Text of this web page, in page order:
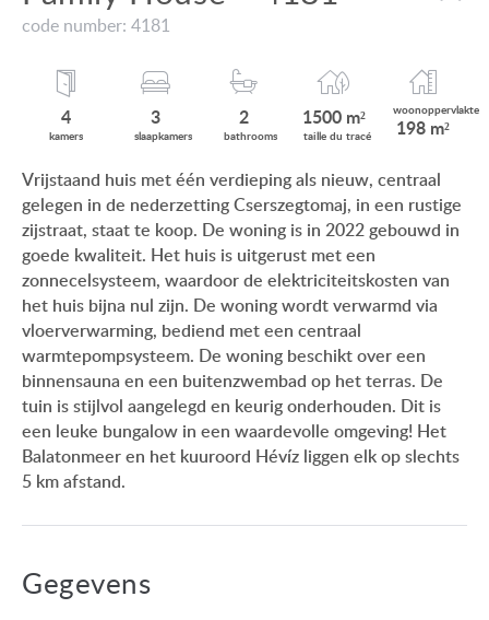
code number: 4181
4
kamers
3
slaapkamers
2
bathrooms
1500 m²
taille du tracé
woonoppervlakte
198 m²
Vrijstaand huis met één verdieping als nieuw, centraal
gelegen in de nederzetting Cserszegtomaj, in een rustige
zijstraat, staat te koop. De woning is in 2022 gebouwd in
goede kwaliteit. Het huis is uitgerust met een
zonnecelsysteem, waardoor de elektriciteitskosten van
het huis bijna nul zijn. De woning wordt verwarmd via
vloerverwarming, bediend met een centraal
warmtepompsysteem. De woning beschikt over een
binnensauna en een buitenzwembad op het terras. De
tuin is stijlvol aangelegd en keurig onderhouden. Dit is
een leuke bungalow in een waardevolle omgeving! Het
Balatonmeer en het kuuroord Hévíz liggen elk op slechts
5 km afstand.
Gegevens
VIEW ON LAKE BALATON
NEAR THE THERMAL BATH
SWIMMING-POOL
MANSION WITH ANCIENT TREES
FAMILY HOUSE IN GREEN BELT
ONZE KLANTEN
AANKOOPINFORMATIE
GEBRUIKSEIGENDOM
IMPRESSUM
HU DE EN RU BE